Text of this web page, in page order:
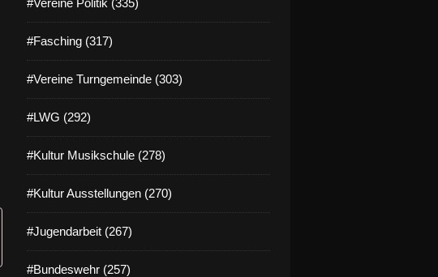
#Vereine Politik (335)
#Fasching (317)
#Vereine Turngemeinde (303)
#LWG (292)
#Kultur Musikschule (278)
#Kultur Ausstellungen (270)
#Jugendarbeit (267)
#Bundeswehr (257)